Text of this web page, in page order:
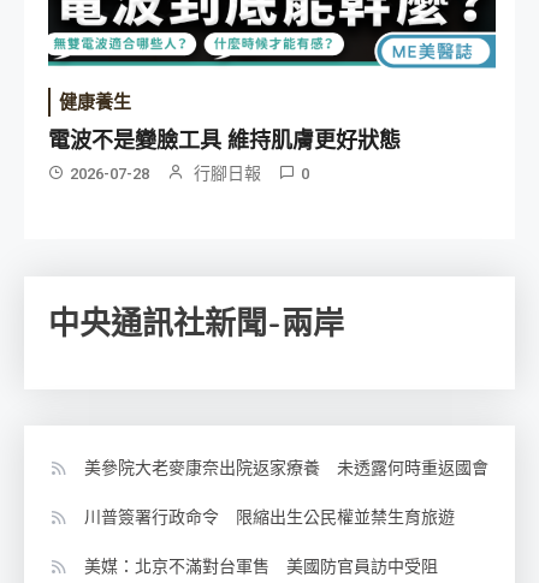
健康養生
電波不是變臉工具 維持肌膚更好狀態
2026-07-28 行腳日報 0
中央通訊社新聞-兩岸
美參院大老麥康奈出院返家療養 未透露何時重返國會
川普簽署行政命令 限縮出生公民權並禁生育旅遊
美媒：北京不滿對台軍售 美國防官員訪中受阻